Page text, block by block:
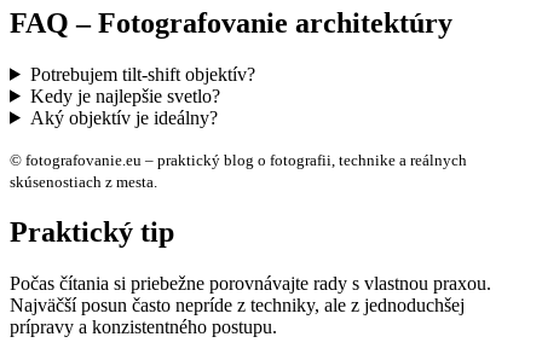
FAQ – Fotografovanie architektúry
Potrebujem tilt-shift objektív?
Kedy je najlepšie svetlo?
Aký objektív je ideálny?
© fotografovanie.eu – praktický blog o fotografii, technike a reálnych
skúsenostiach z mesta.
Praktický tip
Počas čítania si priebežne porovnávajte rady s vlastnou praxou.
Najväčší posun často nepríde z techniky, ale z jednoduchšej
prípravy a konzistentného postupu.